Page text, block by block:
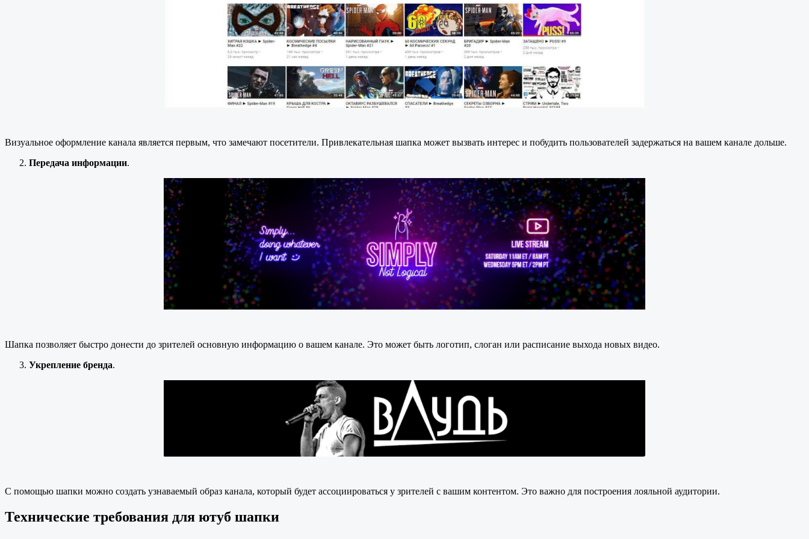
Визуальное оформление канала является первым, что замечают посетители. Привлекательная шапка может вызвать интерес и побудить пользователей задержаться на вашем канале дольше.
Передача информации.
Шапка позволяет быстро донести до зрителей основную информацию о вашем канале. Это может быть логотип, слоган или расписание выхода новых видео.
Укрепление бренда.
С помощью шапки можно создать узнаваемый образ канала, который будет ассоциироваться у зрителей с вашим контентом. Это важно для построения лояльной аудитории.
Технические требования для ютуб шапки